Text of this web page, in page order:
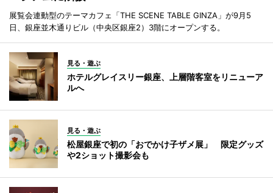
展覧会連動型のテーマカフェ「THE SCENE TABLE GINZA」が9月5
日、銀座並木通りビル（中央区銀座2）3階にオープンする。
見る・遊ぶ
ホテルグレイスリー銀座、上層階客室をリニューア
ルへ
見る・遊ぶ
松屋銀座で初の「おでかけ子ザメ展」 限定グッズ
や2ショット撮影会も